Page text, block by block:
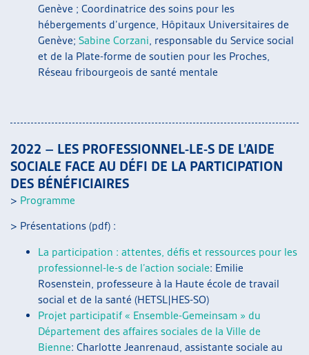
Genève ; Coordinatrice des soins pour les
hébergements d’urgence, Hôpitaux Universitaires de
Genève; Sabine Corzani , responsable du Service social
et de la Plate-forme de soutien pour les Proches,
Réseau fribourgeois de santé mentale
2022 – LES PROFESSIONNEL-LE-S DE L’AIDE
SOCIALE FACE AU DÉFI DE LA PARTICIPATION
DES BÉNÉFICIAIRES
> Programme
> Présentations (pdf) :
La participation : attentes, défis et ressources pour les
professionnel-le-s de l’action sociale: Emilie
Rosenstein, professeure à la Haute école de travail
social et de la santé (HETSL|HES-SO)
Projet participatif « Ensemble-Gemeinsam » du
Département des affaires sociales de la Ville de
Bienne: Charlotte Jeanrenaud, assistante sociale au